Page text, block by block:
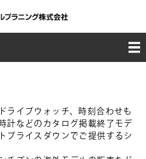
ライブウォッチ、時刻合わせも
計などのカタログ掲載終了モデ
プライスダウンでご提供するシ